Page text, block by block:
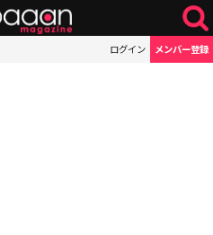
ログイン メンバー登録